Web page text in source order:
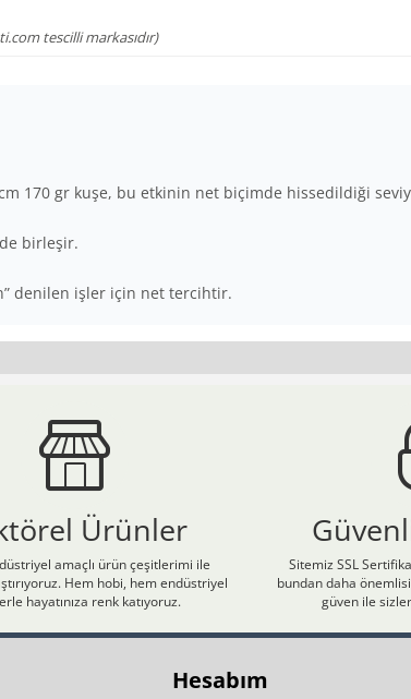
tescilli markasıdır)
170 gr kuşe, bu etkinin net biçimde hissedildiği
birleşir.
denilen işler için net tercihtir.
Ürünler
amaçlı ürün çeşitlerimi ile
Hem hobi, hem endüstriyel
hayatınıza renk katıyoruz.
Sitemiz SSL
bundan daha
güven ile
Hesabım